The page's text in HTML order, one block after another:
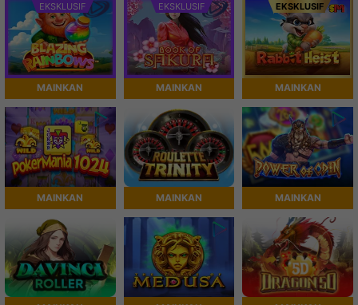
EKSKLUSIF
MAINKAN
EKSKLUSIF
MAINKAN
EKSKLUSIF
MAINKAN
MAINKAN MAINKAN MAINKAN